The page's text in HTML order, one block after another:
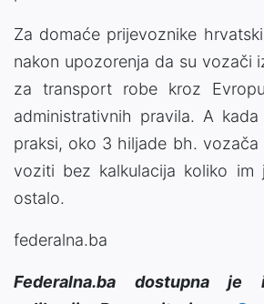
Za domaće prijevoznike
nakon upozorenja da su vozači
za transport robe kroz
administrativnih pravila. A
praksi, oko 3 hiljade bh. vozača
voziti bez kalkulacija koliko im
ostalo.
federalna.ba
Federalna.ba dostupna